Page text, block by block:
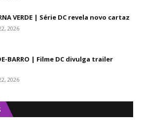
VERDE | Série DC revela novo cartaz
2026
BARRO | Filme DC divulga trailer
2026